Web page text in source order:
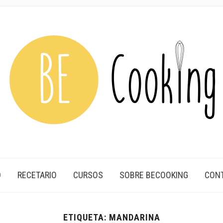
RECETARIO CURSOS SOBRE BECOOKING
ETIQUETA: MANDARINA